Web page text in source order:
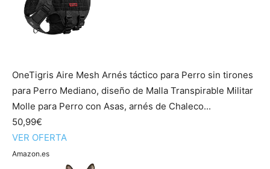
OneTigris Aire Mesh Arnés táctico para Perro sin tirones
para Perro Mediano, diseño de Malla Transpirable Militar
Molle para Perro con Asas, arnés de Chaleco...
50,99€
VER OFERTA
Amazon.es